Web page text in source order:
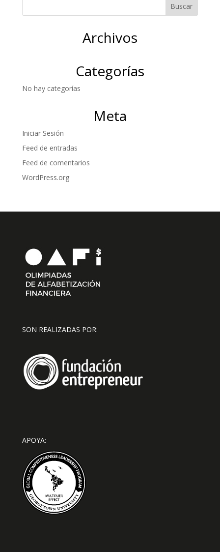
Archivos
Categorías
No hay categorías
Meta
Iniciar Sesión
Feed de entradas
Feed de comentarios
WordPress.org
SON REALIZADAS POR:
APOYA: